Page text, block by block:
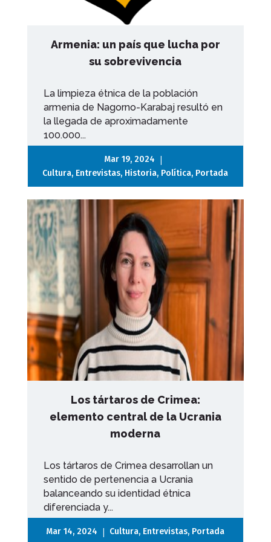
Armenia: un país que lucha por
su sobrevivencia
La limpieza étnica de la población
armenia de Nagorno-Karabaj resultó en
la llegada de aproximadamente
100.000...
Mar 19, 2024 |
Cultura, Entrevistas, Historia, Política, Portada
Los tártaros de Crimea:
elemento central de la Ucrania
moderna
Los tártaros de Crimea desarrollan un
sentido de pertenencia a Ucrania
balanceando su identidad étnica
diferenciada y...
Mar 14, 2024 | Cultura, Entrevistas, Portada